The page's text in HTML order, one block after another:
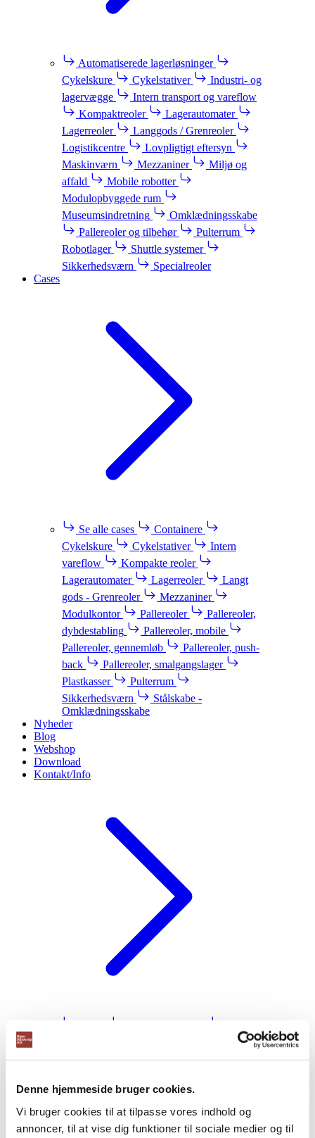
Denne hjemmeside bruger cookies.
Vi bruger cookies til at tilpasse vores indhold og
annoncer, til at vise dig funktioner til sociale medier og til
Automatiserede lagerløsninger
Cykelskure
Cykelstativer
Industri- og
lagervægge
Intern transport og vareflow
Kompaktreoler
Lagerautomater
Lagerreoler
Langgods / Grenreoler
Logistikcentre
Lovpligtigt eftersyn
Maskinværn
Mezzaniner
Miljø og
affald
Mobile robotter
Modulopbyggede rum
Museumsindretning
Omklædningsskabe
Pallereoler og tilbehør
Pulterrum
Robotlager
Shuttle systemer
Sikkerhedsværn
Specialreoler
Cases
Se alle cases
Containere
Cykelskure
Cykelstativer
Intern
vareflow
Kompakte reoler
Lagerautomater
Lagerreoler
Langt
gods - Grenreoler
Mezzaniner
Modulkontor
Pallereoler
Pallereoler,
dybdestabling
Pallereoler, mobile
Pallereoler, gennemløb
Pallereoler, push-
back
Pallereoler, smalgangslager
Plastkasser
Pulterrum
Sikkerhedsværn
Stålskabe -
Omklædningsskabe
Nyheder
Blog
Webshop
Download
Kontakt/Info
Download brochurer
Testimonials
lagerløsning
Tilfredshedsgaranti
Kontakt